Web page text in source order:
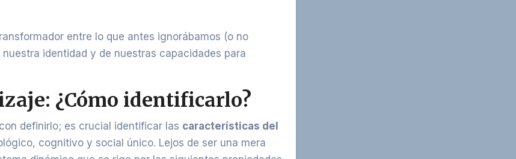
entre lo que antes ignorábamos (o no
identidad y de nuestras capacidades para
¿Cómo identificarlo?
definirlo; es crucial identificar las características del
cognitivo y social único. Lejos de ser una mera